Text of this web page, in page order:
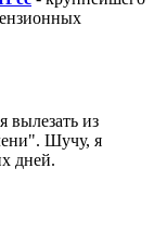
вылезать из
Шучу, я
дней.